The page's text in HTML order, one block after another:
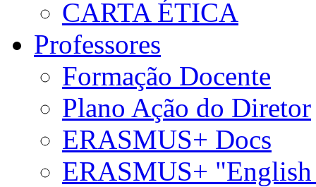
CARTA ÉTICA
Professores
Formação Docente
Plano Ação do Diretor
ERASMUS+ Docs
ERASMUS+